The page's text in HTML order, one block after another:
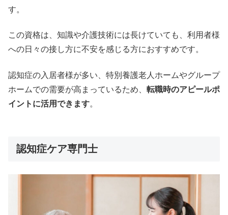
す。
この資格は、知識や介護技術には長けていても、利用者様
への日々の接し方に不安を感じる方におすすめです。
認知症の入居者様が多い、特別養護老人ホームやグループ
ホームでの需要が高まっているため、 転職時のアピールポ
イントに活用できます。
認知症ケア専門士